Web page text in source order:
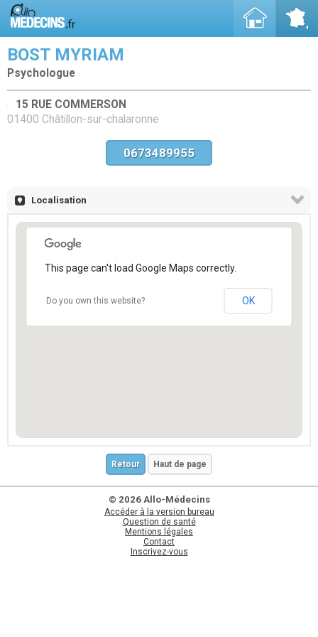
BOST MYRIAM
Psychologue
15 RUE COMMERSON
01400 Châtillon-sur-chalaronne
0673489955
Localisation
This page can't load Google Maps correctly.
Do you own this website? OK
Retour Haut de page
© 2026 Allo-Médecins
Accéder à la version bureau
Question de santé
Mentions légales
Contact
Inscrivez-vous